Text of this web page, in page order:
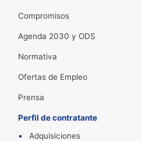
Compromisos
Agenda 2030 y ODS
Normativa
Ofertas de Empleo
Prensa
Perfil de contratante
Adquisiciones